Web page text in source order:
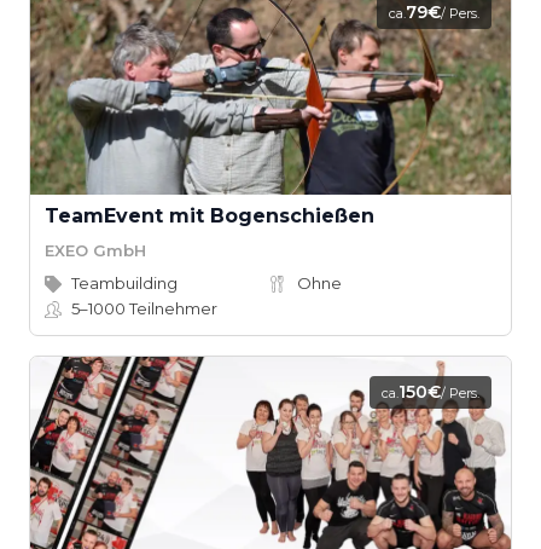
ca.79€/ Pers.
TeamEvent mit Bogenschießen
EXEO GmbH
Teambuilding
Ohne
5–1000Teilnehmer
ca.150€/ Pers.